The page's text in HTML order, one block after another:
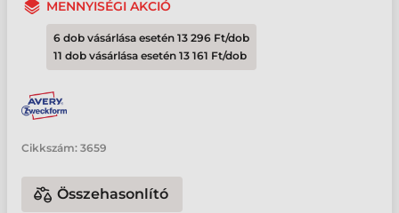
MENNYISÉGI AKCIÓ
6 dob vásárlása esetén 13 296 Ft/dob
11 dob vásárlása esetén 13 161 Ft/dob
Cikkszám: 3659
Összehasonlító